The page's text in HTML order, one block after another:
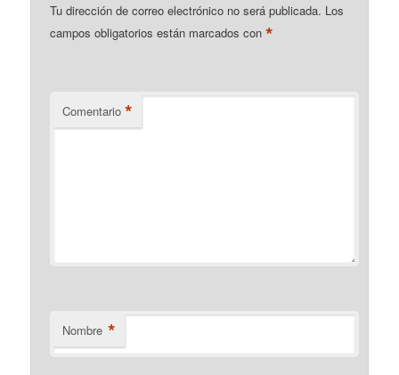
Tu dirección de correo electrónico no será publicada. Los
campos obligatorios están marcados con*
Comentario *
Nombre *